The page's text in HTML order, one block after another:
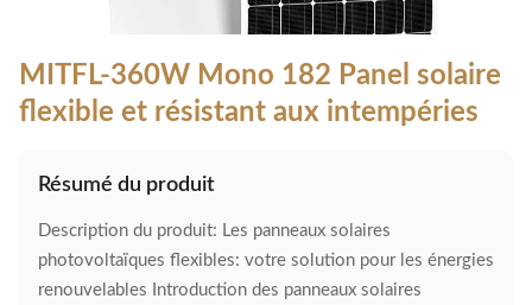
MITFL-360W Mono 182 Panel solaire
flexible et résistant aux intempéries
Résumé du produit
Description du produit: Les panneaux solaires
photovoltaïques flexibles: votre solution pour les énergies
renouvelables Introduction des panneaux solaires